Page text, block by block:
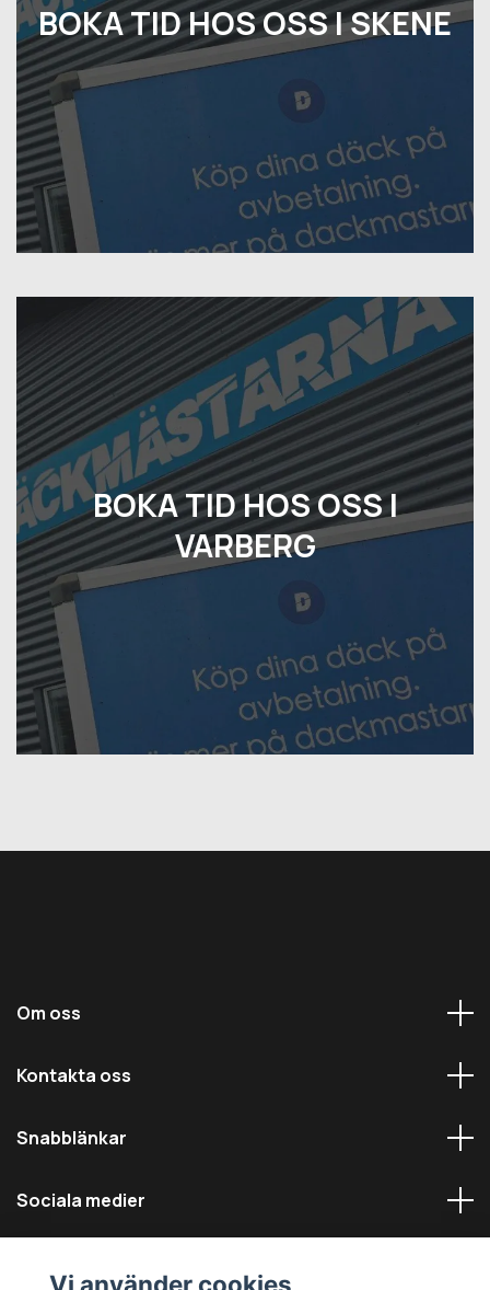
BOKA TID HOS OSS I SKENE
BOKA TID HOS OSS I
VARBERG
Om oss
Kontakta oss
Snabblänkar
Sociala medier